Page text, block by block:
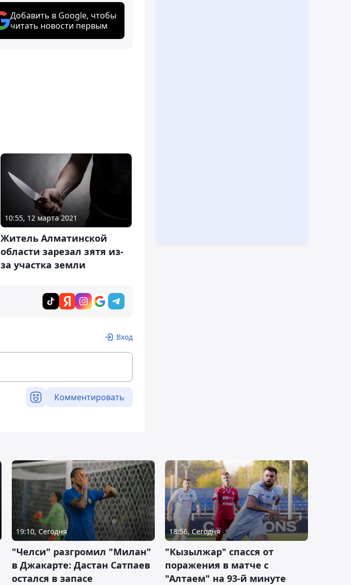
Добавить в Google, чтобы
читать новости первым
10:55, 12 марта 2021
Житель Алматинской
области зарезал зятя из-
за участка земли
Вход
Комментировать
19:10, Сегодня
"Челси" разгромил "Милан"
в Джакарте: Дастан Сатпаев
остался в запасе
18:56, Сегодня
"Кызылжар" спасся от
поражения в матче с
"Алтаем" на 93-й минуте